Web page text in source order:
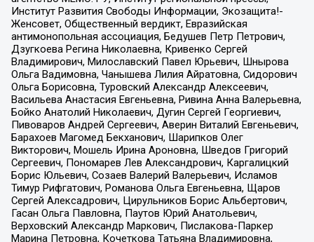
Институт Развития Свободы Информации, Экозащита!-
Женсовет, Общественный вердикт, Евразийская
антимонопольная ассоциация, Бедушев Петр Петрович,
Дзугкоева Регина Николаевна, Кривенко Сергей
Владимирович, Милославский Павел Юрьевич, Шнырова
Ольга Вадимовна, Чанышева Лилия Айратовна, Сидорович
Ольга Борисовна, Туровский Александр Алексеевич,
Васильева Анастасия Евгеньевна, Ривина Анна Валерьевна,
Бойко Анатолий Николаевич, Дугин Сергей Георгиевич,
Пивоваров Андрей Сергеевич, Аверин Виталий Евгеньевич,
Барахоев Магомед Бекханович, Шарипков Олег
Викторович, Мошель Ирина Ароновна, Шведов Григорий
Сергеевич, Пономарев Лев Александрович, Каргалицкий
Борис Юльевич, Созаев Валерий Валерьевич, Исламов
Тимур Рифгатович, Романова Ольга Евгеньевна, Щаров
Сергей Алексадрович, Цирульников Борис Альбертович,
Гасан Ольга Павловна, Паутов Юрий Анатольевич,
Верховский Александр Маркович, Пислакова-Паркер
Марина Петровна, Кочеткова Татьяна Владимировна,